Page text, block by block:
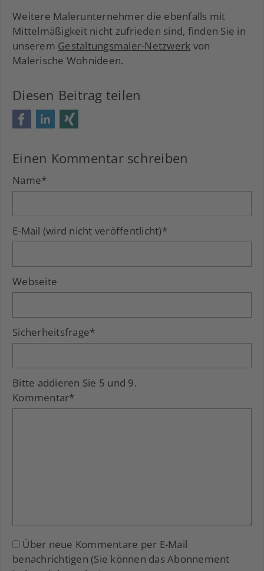
Weitere Malerunternehmer die ebenfalls mit
Mittelmäßigkeit nicht zufrieden sind, finden Sie in
unserem Gestaltungsmaler-Netzwerk von
Malerische Wohnideen.
Diesen Beitrag teilen
FacebookLinkedIn
Einen Kommentar schreiben
Name*
E-Mail (wird nicht veröffentlicht)*
Webseite
Sicherheitsfrage*
Bitte addieren Sie 5 und 9.
Kommentar*
Über neue Kommentare per E-Mail
benachrichtigen (Sie können das Abonnement